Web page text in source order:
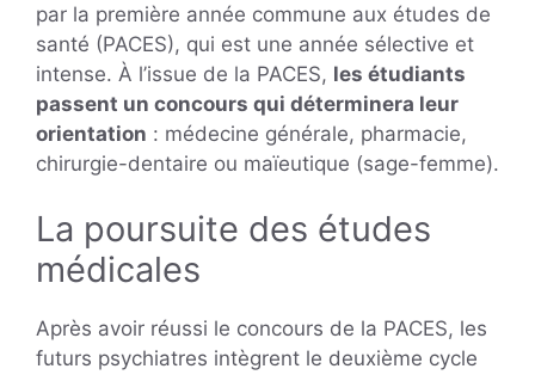
par la première année commune aux études de
santé (PACES), qui est une année sélective et
intense. À l’issue de la PACES, les étudiants
passent un concours qui déterminera leur
orientation : médecine générale, pharmacie,
chirurgie-dentaire ou maïeutique (sage-femme).
La poursuite des études
médicales
Après avoir réussi le concours de la PACES, les
futurs psychiatres intègrent le deuxième cycle